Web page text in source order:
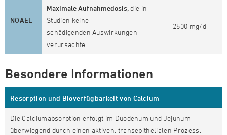
NOAEL
Maximale Aufnahmedosis,die in
Studien keine
schädigenden Auswirkungen
verursachte
2500 mg/d
Besondere Informationen
Resorption und Bioverfügbarkeit von Calcium
Die Calciumabsorption erfolgt im Duodenum und Jejunum
überwiegend durch einen aktiven, transepithelialen Prozess,